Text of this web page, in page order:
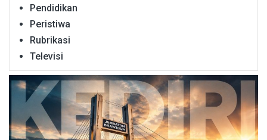
Pendidikan
Peristiwa
Rubrikasi
Televisi